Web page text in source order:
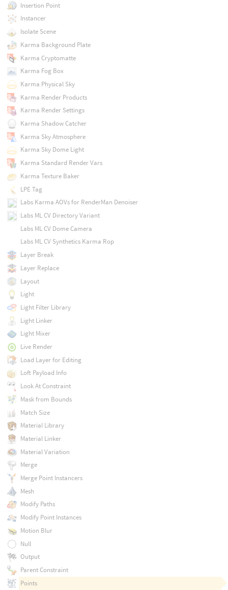
Insertion Point
Instancer
Isolate Scene
Karma Background Plate
Karma Cryptomatte
Karma Fog Box
Karma Physical Sky
Karma Render Products
Karma Render Settings
Karma Shadow Catcher
Karma Sky Atmosphere
Karma Sky Dome Light
Karma Standard Render Vars
Karma Texture Baker
LPE Tag
Labs Karma AOVs for RenderMan Denoiser
Labs ML CV Directory Variant
Labs ML CV Dome Camera
Labs ML CV Synthetics Karma Rop
Layer Break
Layer Replace
Layout
Light
Light Filter Library
Light Linker
Light Mixer
Live Render
Load Layer for Editing
Loft Payload Info
Look At Constraint
Mask from Bounds
Match Size
Material Library
Material Linker
Material Variation
Merge
Merge Point Instancers
Mesh
Modify Paths
Modify Point Instances
Motion Blur
Null
Output
Parent Constraint
Points